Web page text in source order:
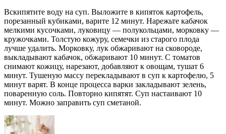
Вскипятите воду на суп. Выложите в кипяток картофель,
порезанный кубиками, варите 12 минут. Нарежьте кабачок
мелкими кусочками, луковицу — полукольцами, морковку —
кружочками. Толстую кожуру, семечки из старого плода
лучше удалить. Морковку, лук обжаривают на сковороде,
выкладывают кабачок, обжаривают 10 минут. С томатов
снимают кожицу, нарезают, добавляют к овощам, тушат 6
минут. Тушеную массу перекладывают в суп к картофелю, 5
минут варят. В конце процесса варки закладывают зелень,
поваренную соль. Повторно кипятят. Суп настаивают 10
минут. Можно заправить суп сметаной.